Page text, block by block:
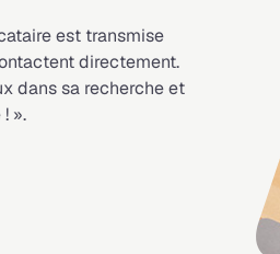
est transmise
directement.
dans sa recherche et
».